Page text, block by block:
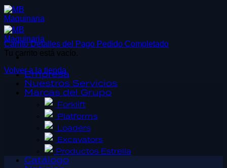
Saltar
al
contenido
Empresa
Nuestros Servicios
Marcas del Grupo
Forklift
Platforms
Loaders
Excavators
Productos Estrella
Catálogo
CarritoDetalles del Pago Pedido Completado
Tu carrito está vacío.
Volver a la tienda